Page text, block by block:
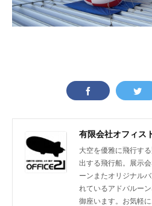
大空を優雅に飛行す
出する飛行船。展示
ーンまたオリジナル
れているアドバルー
御座います。お気軽に